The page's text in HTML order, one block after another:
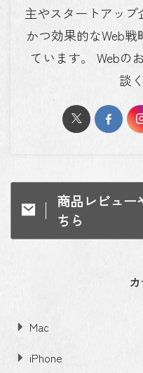
主やスタートアッ
かつ効果的なWeb
ています。 Webの
談
商品レビュー
ちら
Mac
iPhone